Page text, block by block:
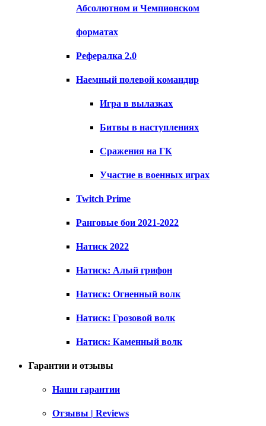
Абсолютном и Чемпионском
форматах
Рефералка 2.0
Наемный полевой командир
Игра в вылазках
Битвы в наступлениях
Сражения на ГК
Участие в военных играх
Twitch Prime
Ранговые бои 2021-2022
Натиск 2022
Натиск: Алый грифон
Натиск: Огненный волк
Натиск: Грозовой волк
Натиск: Каменный волк
Гарантии и отзывы
Наши гарантии
Отзывы | Reviews